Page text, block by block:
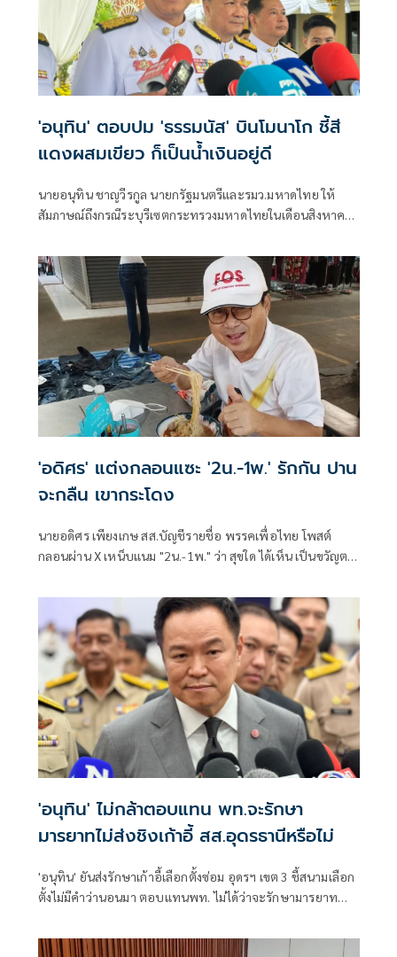
'อนุทิน' ตอบปม 'ธรรมนัส' บินโมนาโก ชี้สี
แดงผสมเขียว ก็เป็นน้ำเงินอยู่ดี
นายอนุทิน ชาญวีรกูล นายกรัฐมนตรีและรมว.มหาดไทย ให้
สัมภาษณ์ถึงกรณีระบุรีเซตกระทรวงมหาดไทยในเดือนสิงหาคม
'อดิศร' แต่งกลอนแซะ '2น.-1พ.' รักกัน ปาน
จะกลืน เขากระโดง
นายอดิศร เพียงเกษ สส.บัญชีรายชื่อ พรรคเพื่อไทย โพสต์
กลอนผ่าน X เหน็บแนม "2น.-1พ." ว่า สุขใด ได้เห็น เป็นขวัญตา
'อนุทิน' ไม่กล้าตอบแทน พท.จะรักษา
มารยาทไม่ส่งชิงเก้าอี้ สส.อุดรธานีหรือไม่
'อนุทิน' ยันส่งรักษาเก้าอี้เลือกตั้งซ่อม อุดรฯ เขต 3 ชี้สนามเลือก
ตั้งไม่มีคำว่านอนมา ตอบแทนพท. ไม่ได้ว่าจะรักษามารยาท